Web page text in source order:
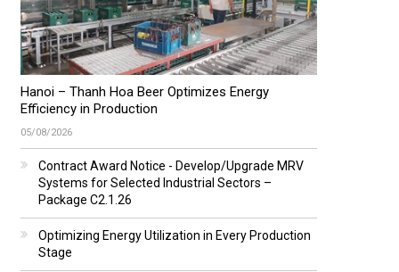
Hanoi – Thanh Hoa Beer Optimizes Energy
Efficiency in Production
05/08/2026
Contract Award Notice - Develop/Upgrade MRV
Systems for Selected Industrial Sectors –
Package C2.1.26
Optimizing Energy Utilization in Every Production
Stage